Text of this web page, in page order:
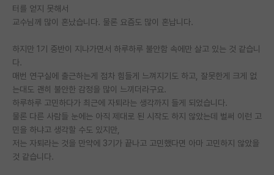
특수/전문대학원 게시판
학술 정보 게시판
홍보 게시판
커리어
유학교육
터를 얻지 못해서
교수님께 많이 혼났습니다. 물론 요즘도 많이 혼납니다.
하지만 1기 중반이 지나가면서 하루하루 불안함 속에만 살고 있는 것 같습니
다.
매번 연구실에 출근하는게 점차 힘들게 느껴지기도 하고, 잘못한게 크게 없
는대도 괜히 불안한 감정을 많이 느끼더라구요.
하루하루 고민하다가 최근에 자퇴라는 생각까지 들게 되었습니다.
물론 다른 사람들 눈에는 아직 제대로 된 시작도 하지 않았는데 벌써 이런 고
민을 하냐고 생각할 수도 있지만,
저는 자퇴라는 것을 만약에 3기가 끝나고 고민했다면 아마 고민하지 않았을
것 같습니다.